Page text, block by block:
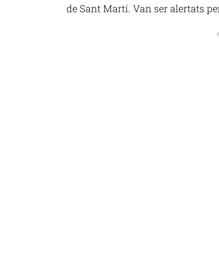
de Sant Martí. Van ser alertats